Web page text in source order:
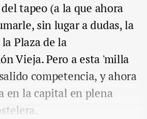
tapeo (a la que ahora
sin lugar a dudas, la
Plaza de la
Vieja. Pero a esta 'milla
competencia, y ahora
en la capital en plena